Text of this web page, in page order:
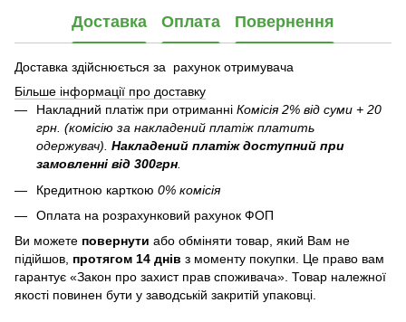
Доставка Оплата Повернення
Доставка здійснюється за рахунок отримувача
Більше інформації про доставку
Накладний платіж при отриманні Комісія 2% від суми + 20
грн. (комісію за накладений платіж платить
одержувач). Накладений платіж доступний при
замовленні від 300грн
Кредитною карткою 0% комісія
Оплата на розрахунковий рахунок ФОП
Ви можете повернути або обміняти товар, який Вам не
підійшов, протягом 14 днів з моменту покупки. Це право вам
гарантує «Закон про захист прав споживача». Товар належної
якості повинен бути у заводській закритій упаковці.